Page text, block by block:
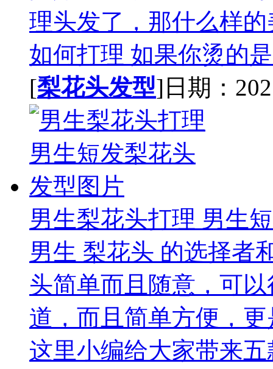
理头发了，那什么样
如何打理 如果你烫的
[梨花头发型]日期：
男生梨花头打理 男生
男生 梨花头 的选择者
头简单而且随意，可
道，而且简单方便，
这里小编给大家带来